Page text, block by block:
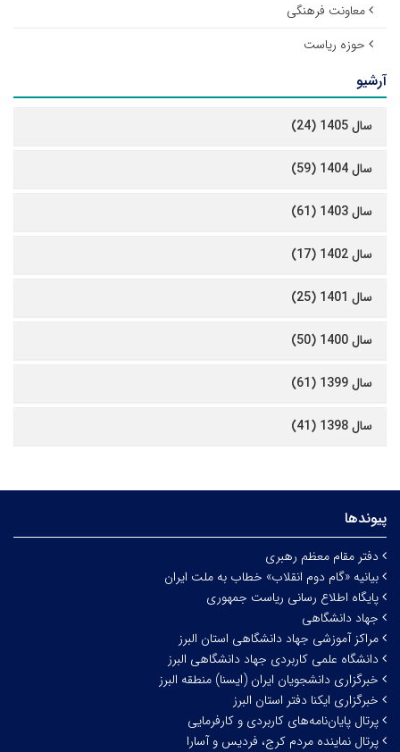
معاونت فرهنگی
حوزه ریاست
آرشیو
سال 1405 (24)
سال 1404 (59)
سال 1403 (61)
سال 1402 (17)
سال 1401 (25)
سال 1400 (50)
سال 1399 (61)
سال 1398 (41)
پیوندها
دفتر مقام معظم رهبری
بیانیه «گام دوم انقلاب» خطاب به ملت ایران
پایگاه اطلاع رسانی ریاست جمهوری
جهاد دانشگاهی
مراکز آموزشی جهاد دانشگاهی استان البرز
دانشگاه علمی کاربردی جهاد دانشگاهی البرز
خبرگزاری دانشجویان ایران (ایسنا) منطقه البرز
خبرگزاری ایکنا دفتر استان البرز
پرتال پایان‌نامه‌های کاربردی و کارفرمایی
پرتال نماینده مردم کرج، فردیس و آسارا